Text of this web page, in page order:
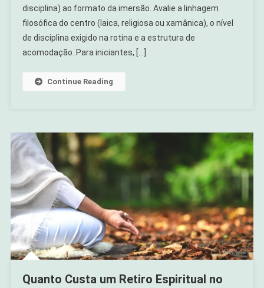
disciplina) ao formato da imersão. Avalie a linhagem
filosófica do centro (laica, religiosa ou xamânica), o nível
de disciplina exigido na rotina e a estrutura de
acomodação. Para iniciantes, […]
Continue Reading
Quanto Custa um Retiro Espiritual no